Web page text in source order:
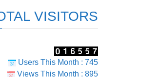
VISITORS
Users This Month : 745
Views This Month : 895